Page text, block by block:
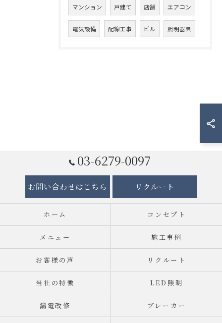
マンション 戸建て 店舗 エアコン
電気設備 配線工事 ビル 照明器具
03-6279-0097
お問い合わせはこちら リクルート
ホーム コンセプト
メニュー 施工事例
お客様の声 リクルート
当社の特徴 LED照明
漏電改修 ブレーカー